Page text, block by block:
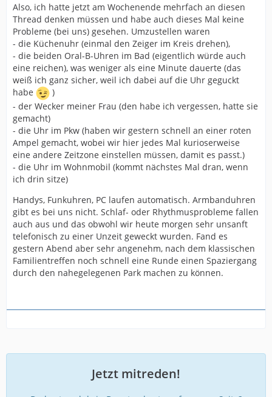
Also, ich hatte jetzt am Wochenende mehrfach an diesen
Thread denken müssen und habe auch dieses Mal keine
Probleme (bei uns) gesehen. Umzustellen waren
- die Küchenuhr (einmal den Zeiger im Kreis drehen),
- die beiden Oral-B-Uhren im Bad (eigentlich würde auch
eine reichen), was weniger als eine Minute dauerte (das
weiß ich ganz sicher, weil ich dabei auf die Uhr geguckt
habe
)
- der Wecker meiner Frau (den habe ich vergessen, hatte sie
gemacht)
- die Uhr im Pkw (haben wir gestern schnell an einer roten
Ampel gemacht, wobei wir hier jedes Mal kurioserweise
eine andere Zeitzone einstellen müssen, damit es passt.)
- die Uhr im Wohnmobil (kommt nächstes Mal dran, wenn
ich drin sitze)
Handys, Funkuhren, PC laufen automatisch. Armbanduhren
gibt es bei uns nicht. Schlaf- oder Rhythmusprobleme fallen
auch aus und das obwohl wir heute morgen sehr unsanft
telefonisch zu einer Unzeit geweckt wurden. Fand es
gestern Abend aber sehr angenehm, nach dem klassischen
Familientreffen noch schnell eine Runde einen Spaziergang
durch den nahegelegenen Park machen zu können.
Jetzt mitreden!